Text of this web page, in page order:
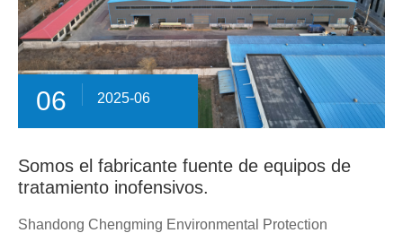
06 2025-06
Somos el fabricante fuente de equipos de
tratamiento inofensivos.
Shandong Chengming Environmental Protection